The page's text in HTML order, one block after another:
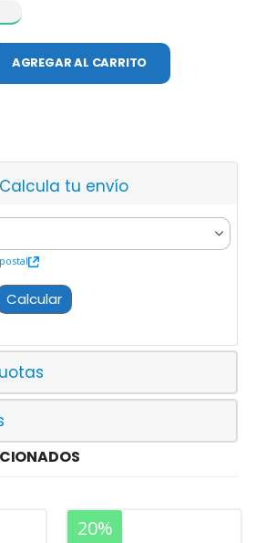
AGREGAR AL CARRITO
Calcula tu envío
Calcular
20%